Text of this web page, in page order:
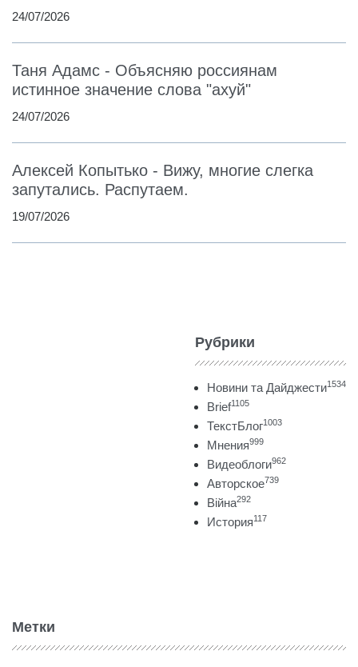
24/07/2026
Таня Адамс - Объясняю россиянам
истинное значение слова "ахуй"
24/07/2026
Алексей Копытько - Вижу, многие слегка
запутались. Распутаем.
19/07/2026
Рубрики
Новини та Дайджести1534
Brief1105
ТекстБлог1003
Мнения999
Видеоблоги962
Авторское739
Війна292
История117
Метки